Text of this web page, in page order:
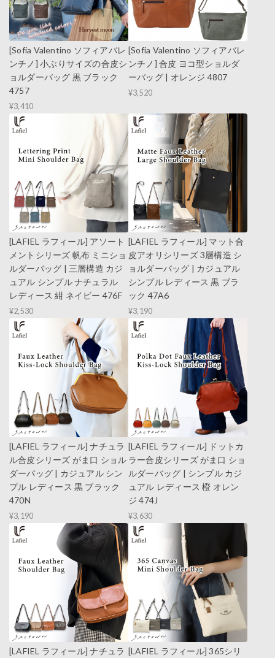
[Sofia Valentino ソフィアバレ
ンチノ] 小ぶりサイズの合皮シ
ョルダーバッグ 黒 ブラック
4757
¥3,410
[Sofia Valentino ソフィアバレ
ンチノ] 合皮 ヨコ型ショルダ
ーバッグ | オレンジ 4807
¥3,520
[LAFIEL ラフィール] アソート
メントシリーズ 帆布 ミニショ
ルダーバッグ | 三層構造 カジ
ュアル シンプル ナチュラル
レディース 紺 ネイビー 476F
¥2,530
[LAFIEL ラフィール] マット合
皮アオリシリーズ 3層構造 シ
ョルダーバッグ | カジュアル
シンプル レディース 黒 ブラ
ック 47A6
¥3,190
[LAFIEL ラフィール] ナチュラ
ル合皮シリーズ がま口 ショル
ダーバッグ | カジュアル シン
プル レディース 黒 ブラック
470N
¥3,190
[LAFIEL ラフィール] ドットカ
ラー合皮シリーズ がま口 ショ
ルダーバッグ | シンプル カジ
ュアル レディース 橙 オレン
ジ 474J
¥3,630
[LAFIEL ラフィール] ナチュラ [LAFIEL ラフィール] 365シリ